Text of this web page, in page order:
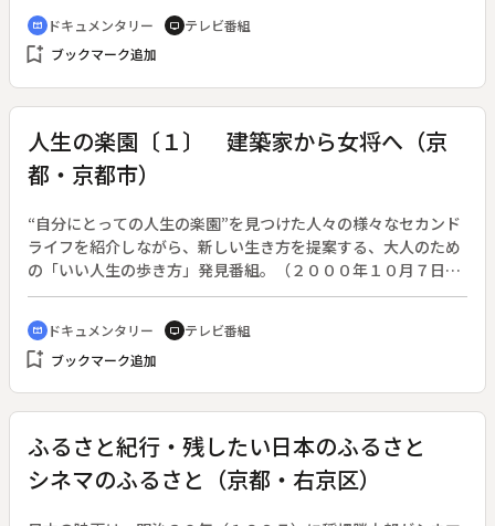
cinematic_blur ドキュメンタリー tv テレビ番組
bookmark_add ブックマーク追加
人生の楽園〔１〕 建築家から女将へ（京
都・京都市）
“自分にとっての人生の楽園”を見つけた人々の様々なセカンド
ライフを紹介しながら、新しい生き方を提案する、大人のため
の「いい人生の歩き方」発見番組。（２０００年１０月７日放
送開始）◆今回の楽園の住人は、野間光輪子さん。今は茶屋
「望月」の女将という顔を持つが、元々高層建築を手がける建
築家だった。若い頃、ガラスと鉄のビルばかりを建ててきた
が、夫の転勤をきっかけにして移り住んだ京都で転機が訪れ
ら、今でも現役の建築家として他の町家の再建を手がけてい
る。毎日毎日を一生懸命に「やる」。これが野間さんにとって
楽園を手に入れるための極意だ。
cinematic_blur ドキュメンタリー tv テレビ番組
bookmark_add ブックマーク追加
ふるさと紀行・残したい日本のふるさと
シネマのふるさと（京都・右京区）